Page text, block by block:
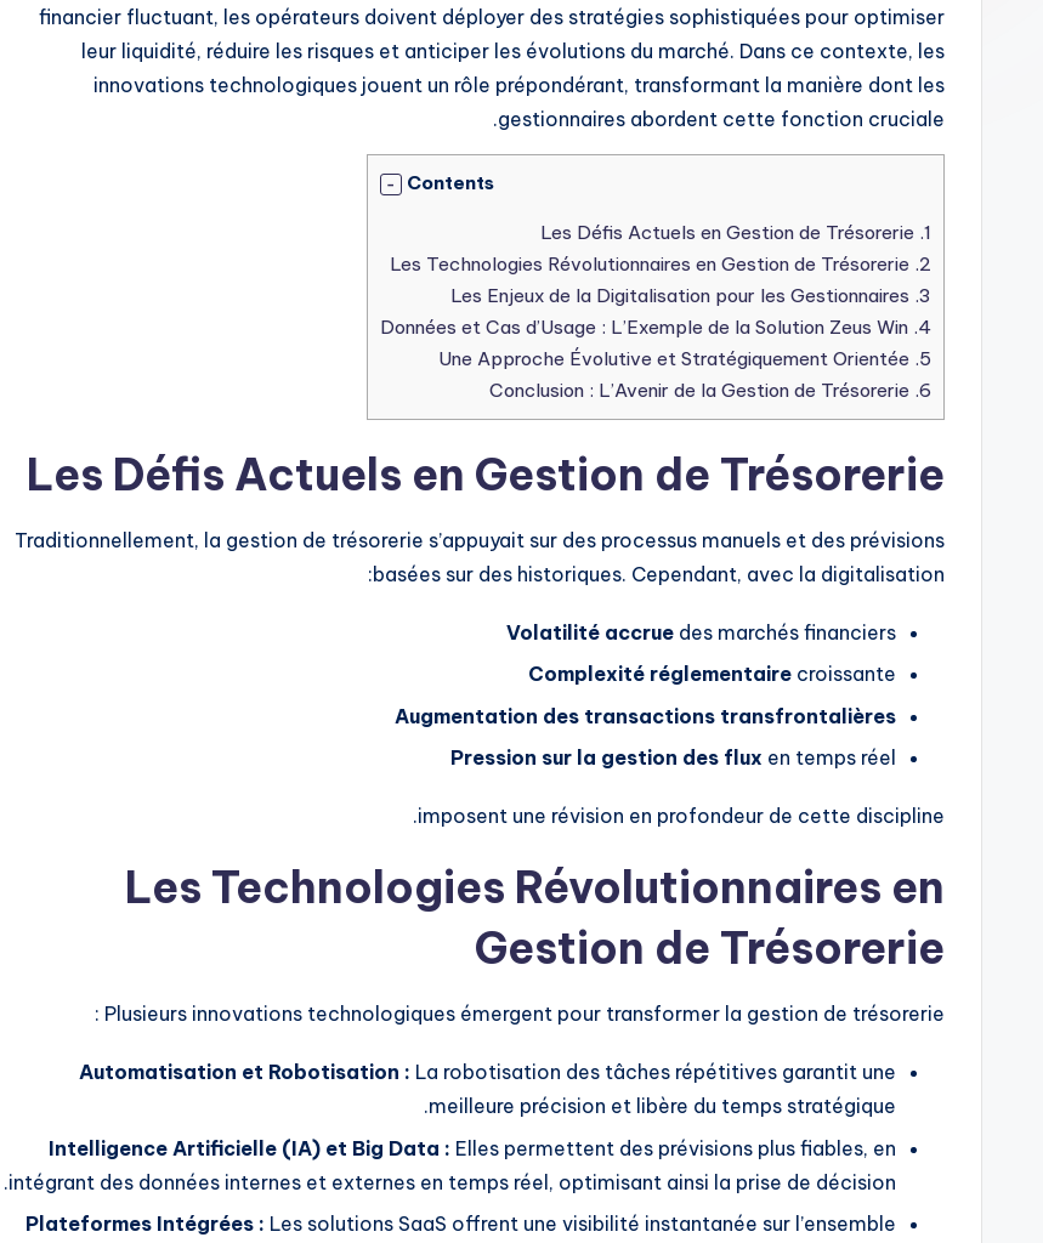
financier fluctuant, les opérateurs doivent déployer des stratégies sophistiquées pour optimiser
leur liquidité, réduire les risques et anticiper les évolutions du marché. Dans ce contexte, les
innovations technologiques jouent un rôle prépondérant, transformant la manière dont les
gestionnaires abordent cette fonction cruciale.
Contents
1.
2.
3.
4.
5.
6.
Les Défis Actuels en Gestion de Trésorerie
Traditionnellement, la gestion de trésorerie s’appuyait sur des processus manuels et des prévisions
basées sur des historiques. Cependant, avec la digitalisation:
Volatilité accrue des marchés financiers
Complexité réglementaire croissante
Augmentation des transactions transfrontalières
Pression sur la gestion des flux en temps réel
imposent une révision en profondeur de cette discipline.
Les Technologies Révolutionnaires en
Gestion de Trésorerie
Plusieurs innovations technologiques émergent pour transformer la gestion de trésorerie :
Automatisation et Robotisation : La robotisation des tâches répétitives garantit une
meilleure précision et libère du temps stratégique.
Intelligence Artificielle (IA) et Big Data : Elles permettent des prévisions plus fiables, en
intégrant des données internes et externes en temps réel, optimisant ainsi la prise de décision.
Plateformes Intégrées : Les solutions SaaS offrent une visibilité instantanée sur l’ensemble